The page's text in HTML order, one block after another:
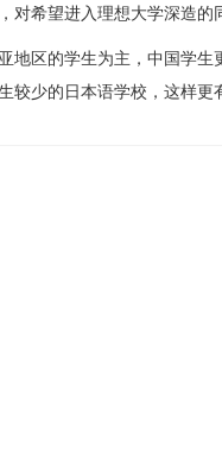
希望进入理想大学深造的
区的学生为主，中国学生
少的日本语学校，这样更